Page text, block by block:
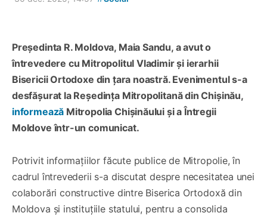
Președinta R. Moldova, Maia Sandu, a avut o
întrevedere cu Mitropolitul Vladimir și ierarhii
Bisericii Ortodoxe din țara noastră. Evenimentul s-a
desfășurat la Reședința Mitropolitană din Chișinău,
informează Mitropolia Chișinăului și a Întregii
Moldove într-un comunicat.
Potrivit informațiilor făcute publice de Mitropolie, în
cadrul întrevederii s-a discutat despre necesitatea unei
colaborări constructive dintre Biserica Ortodoxă din
Moldova și instituțiile statului, pentru a consolida